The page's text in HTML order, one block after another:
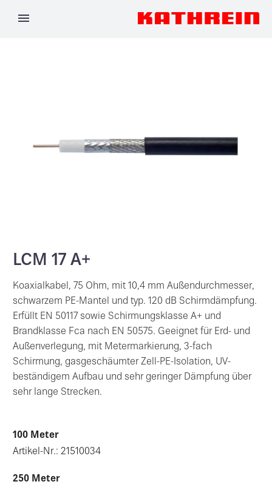
LCM 17 A+
Koaxialkabel, 75 Ohm, mit 10,4 mm Außendurchmesser,
schwarzem PE-Mantel und typ. 120 dB Schirmdämpfung.
Erfüllt EN 50117 sowie Schirmungsklasse A+ und
Brandklasse Fca nach EN 50575. Geeignet für Erd- und
Außenverlegung, mit Metermarkierung, 3-fach
Schirmung, gasgeschäumter Zell-PE-Isolation, UV-
beständigem Aufbau und sehr geringer Dämpfung über
sehr lange Strecken.
100 Meter
Artikel-Nr.: 21510034
250 Meter